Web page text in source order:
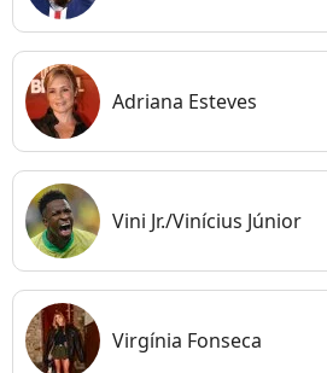
Adriana Esteves
Vini Jr./Vinícius Júnior
Virgínia Fonseca